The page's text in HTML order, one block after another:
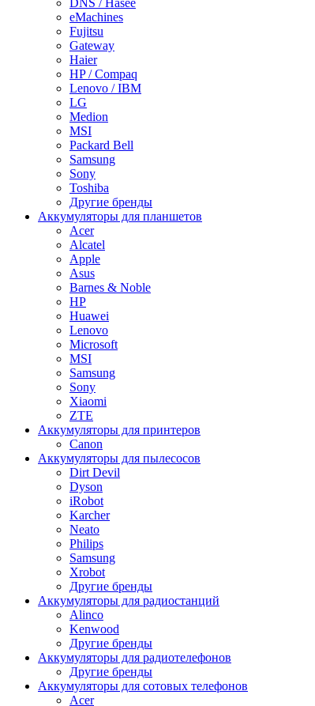
eMachines
Fujitsu
Gateway
Haier
HP / Compaq
Lenovo / IBM
LG
Medion
MSI
Packard Bell
Samsung
Sony
Toshiba
Другие бренды
Аккумуляторы для планшетов
Acer
Alcatel
Apple
Asus
Barnes & Noble
HP
Huawei
Lenovo
Microsoft
MSI
Samsung
Sony
Xiaomi
ZTE
Аккумуляторы для принтеров
Canon
Аккумуляторы для пылесосов
Dirt Devil
Dyson
iRobot
Karcher
Neato
Philips
Samsung
Xrobot
Другие бренды
Аккумуляторы для радиостанций
Alinco
Kenwood
Другие бренды
Аккумуляторы для радиотелефонов
Другие бренды
Аккумуляторы для сотовых телефонов
Acer